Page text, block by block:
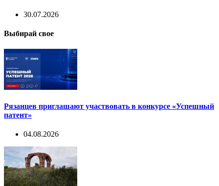
30.07.2026
Выбирай свое
Рязанцев приглашают участвовать в конкурсе «Успешный
патент»
04.08.2026